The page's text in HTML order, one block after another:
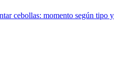
cebollas: momento según tipo y